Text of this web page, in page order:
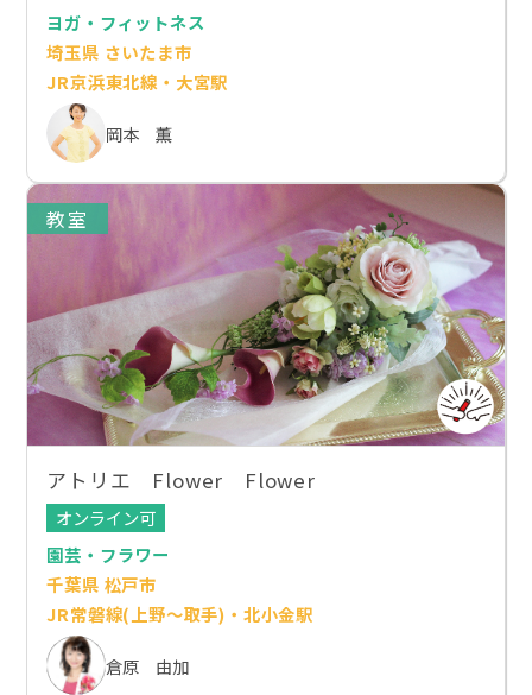
ヨガ・フィットネス
埼玉県 さいたま市
JR京浜東北線・大宮駅
岡本 薫
教室
アトリエ Flower Flower
オンライン可
園芸・フラワー
千葉県 松戸市
JR常磐線(上野～取手)・北小金駅
倉原 由加